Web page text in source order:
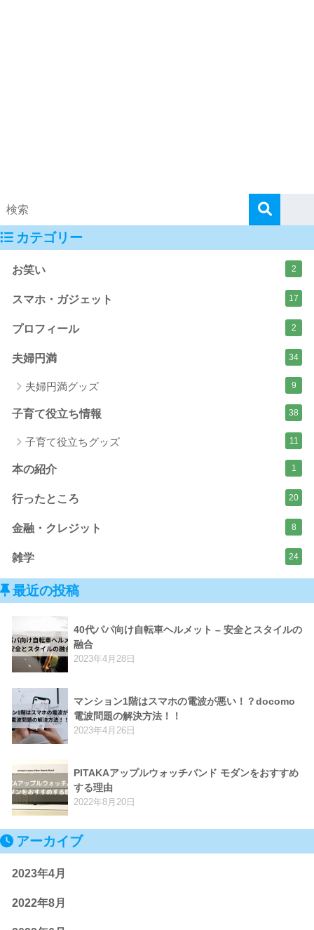
カテゴリー
お笑い 2
スマホ・ガジェット 17
プロフィール 2
夫婦円満 34
夫婦円満グッズ 9
子育て役立ち情報 38
子育て役立ちグッズ 11
本の紹介 1
行ったところ 20
金融・クレジット 8
雑学 24
最近の投稿
40代パパ向け自転車ヘルメット – 安全とスタイルの
融合
2023年4月28日
マンション1階はスマホの電波が悪い！？docomo
電波問題の解決方法！！
2023年4月26日
PITAKAアップルウォッチバンド モダンをおすすめ
する理由
2022年8月20日
アーカイブ
2023年4月
2022年8月